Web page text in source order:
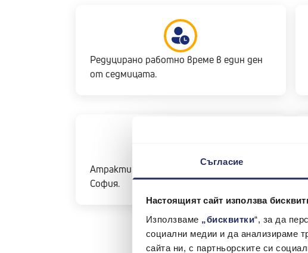
Съгласие
Настоящият сайт използва
Използваме
„бисквитки“, за да
социални медии и да анализираме
сайта ни, с партньорските си
Редуцирано работно време в един ден
от седмицата.
Атрактивна офис локация в центъра на
София.